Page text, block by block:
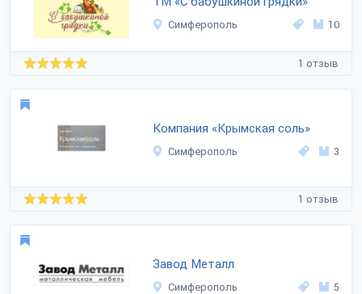
Симферополь 10
1 отзыв
Компания «Крымская соль»
Симферополь 3
1 отзыв
Завод Металл
Симферополь 5